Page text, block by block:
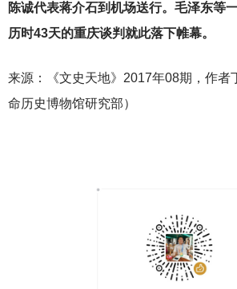
陈诚代表蒋介石到机场送行。毛泽东等
历时43天的重庆谈判就此落下帷幕。
来源：《文史天地》2017年08期，作者
命历史博物馆研究部）